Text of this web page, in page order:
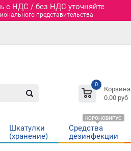
c НДС / без НДС уточняйте
представительства
0
Корзина
0.00 руб
Шкатулки
(хранение)
Средства
дезинфекции
КОРОНОВИРУС